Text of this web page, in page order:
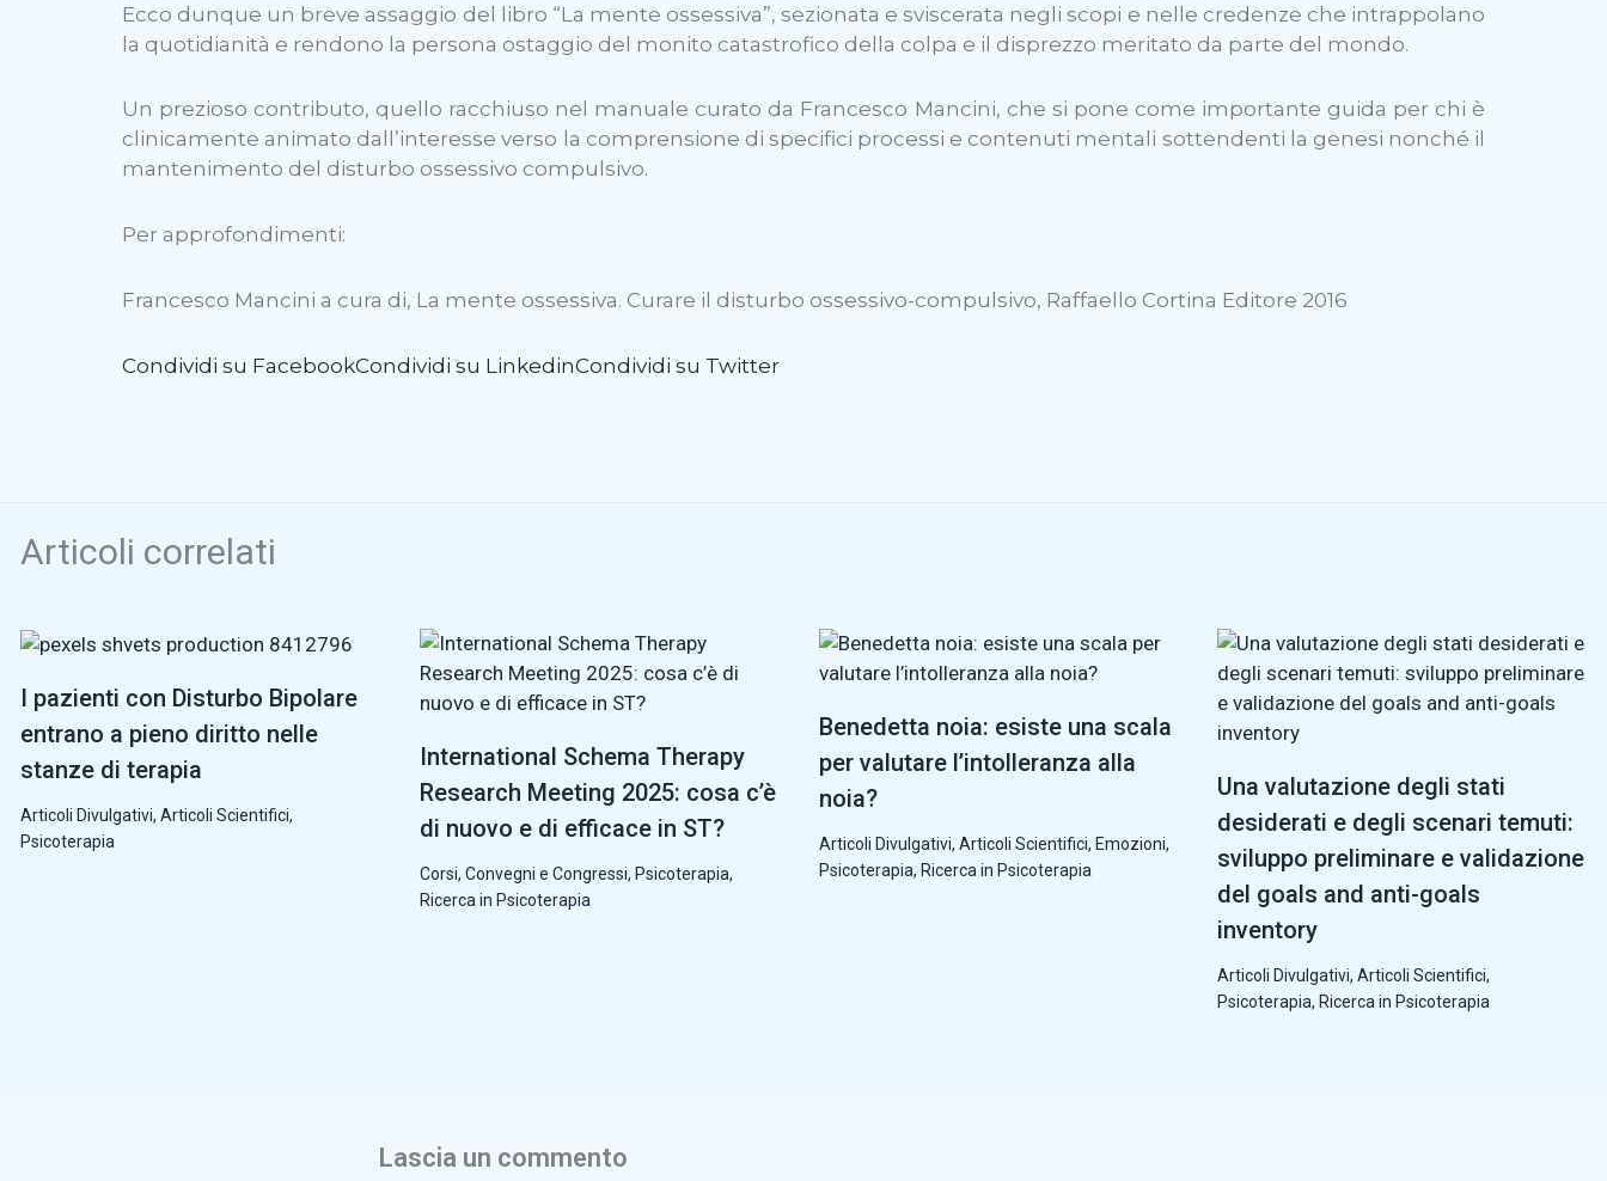
Ecco dunque un breve assaggio del libro “La mente ossessiva”, sezionata e sviscerata negli scopi e nelle credenze che intrappolano
la quotidianità e rendono la persona ostaggio del monito catastrofico della colpa e il disprezzo meritato da parte del mondo.
Un prezioso contributo, quello racchiuso nel manuale curato da Francesco Mancini, che si pone come importante guida per chi è
clinicamente animato dall’interesse verso la comprensione di specifici processi e contenuti mentali sottendenti la genesi nonché il
mantenimento del disturbo ossessivo compulsivo.
Per approfondimenti:
Francesco Mancini a cura di, La mente ossessiva. Curare il disturbo ossessivo-compulsivo, Raffaello Cortina Editore 2016
Condividi su FacebookCondividi su LinkedinCondividi su Twitter
Articoli correlati
I pazienti con Disturbo Bipolare
entrano a pieno diritto nelle
stanze di terapia
Articoli Divulgativi, Articoli Scientifici,
Psicoterapia
International Schema Therapy
Research Meeting 2025: cosa c’è
di nuovo e di efficace in ST?
Corsi, Convegni e Congressi, Psicoterapia,
Ricerca in Psicoterapia
Benedetta noia: esiste una scala
per valutare l’intolleranza alla
noia?
Articoli Divulgativi, Articoli Scientifici, Emozioni,
Psicoterapia, Ricerca in Psicoterapia
Una valutazione degli stati
desiderati e degli scenari temuti:
sviluppo preliminare e validazione
del goals and anti-goals
inventory
Articoli Divulgativi,Articoli Scientifici,
Psicoterapia,Ricerca in Psicoterapia
Lascia un commento